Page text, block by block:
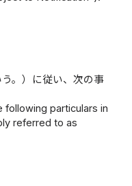
。）に従い、次の事
particulars in
referred to as